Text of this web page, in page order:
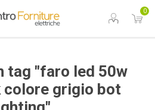
0
tag "faro led 50w
colore grigio bot